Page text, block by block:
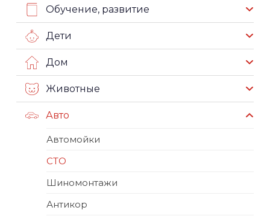
Обучение, развитие
Дети
Дом
Животные
Авто
Автомойки
СТО
Шиномонтажи
Антикор